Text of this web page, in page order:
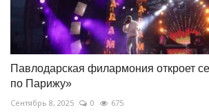
Павлодарская филармония откроет
по Парижу»
Сентябрь 8, 2025 0 675